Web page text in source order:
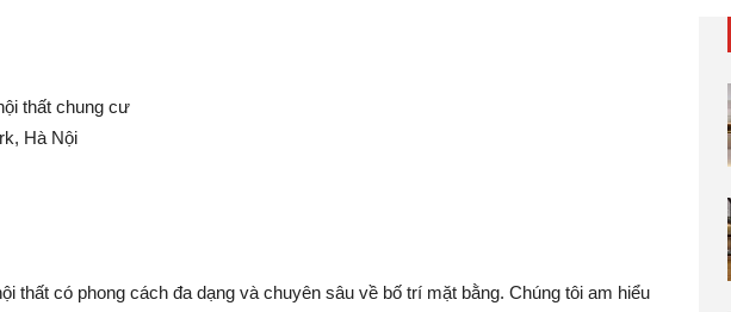
thất chung cư
Hà Nội
thất có phong cách đa dạng và chuyên sâu về bố trí mặt bằng. Chúng tôi am hiểu